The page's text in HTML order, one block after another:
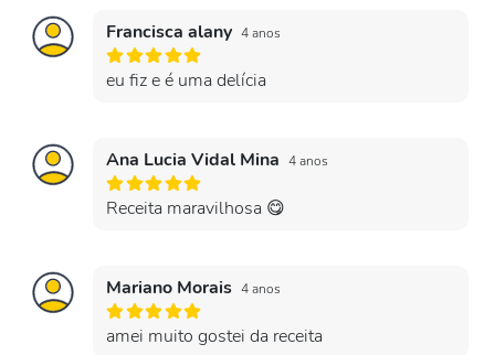
Francisca alany 4 anos
eu fiz e é uma delícia
Ana Lucia Vidal Mina 4 anos
Receita maravilhosa 😋
Mariano Morais 4 anos
amei muito gostei da receita